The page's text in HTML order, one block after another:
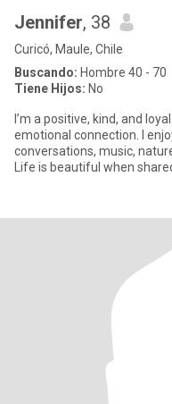
Jennifer, 38
Curicó, Maule, Chile
Buscando: Hombre 40 - 70
Tiene Hijos: No
I’m a positive, kind, and
emotional connection. I
conversations, music,
Life is beautiful when